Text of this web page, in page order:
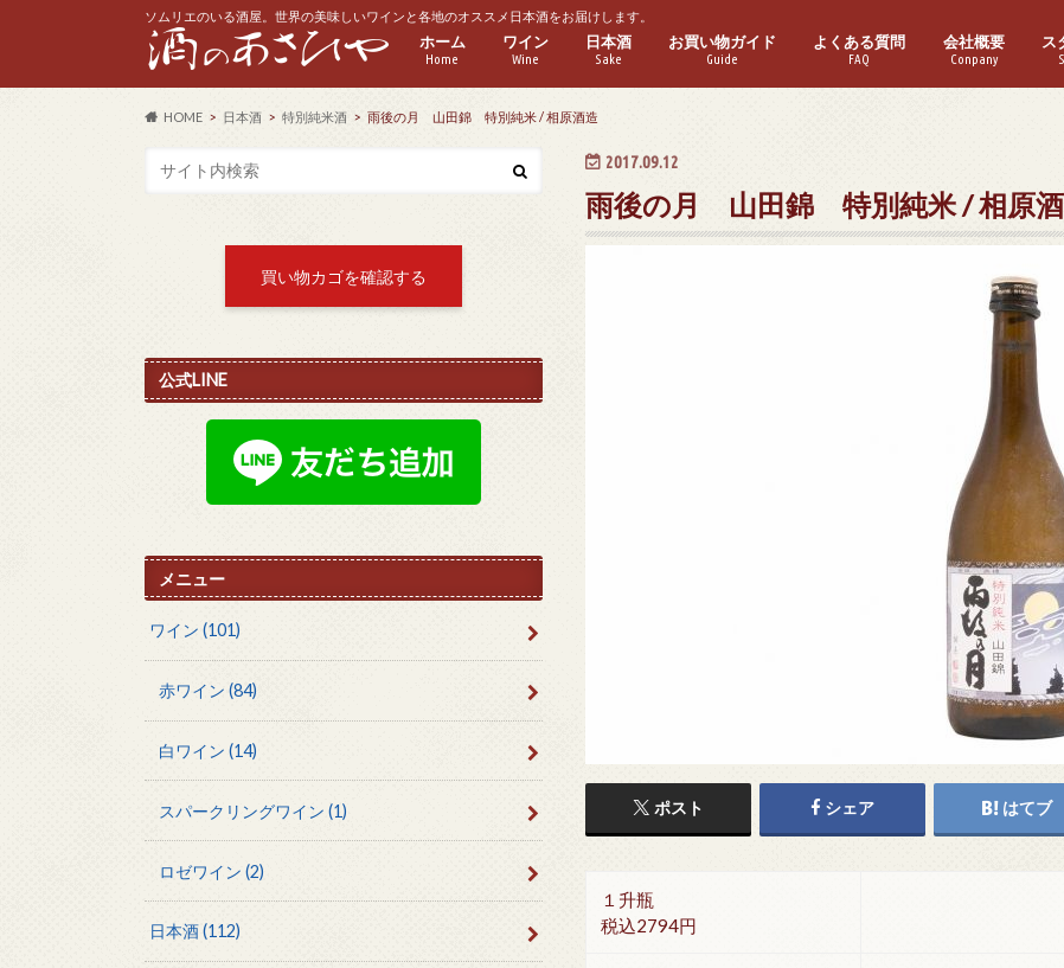
ソムリエのいる酒屋。世界の美味しいワインと各地のオススメ日本酒をお届けします。
ホーム
Home
ワイン
Wine
日本酒
Sake
お買い物ガイド
Guide
よくある質問
FAQ
会社概要
Conpany
ス
HOME 日本酒 特別純米酒 雨後の月 山田錦 特別純米 / 相原酒造
2017.09.12
雨後の月 山田錦 特別純米 / 相原
ポスト シェア はてブ
１升瓶
税込2794円
買い物カゴを確認する
公式LINE
メニュー
ワイン(101)
赤ワイン (84)
白ワイン (14)
スパークリングワイン (1)
ロゼワイン (2)
日本酒(112)